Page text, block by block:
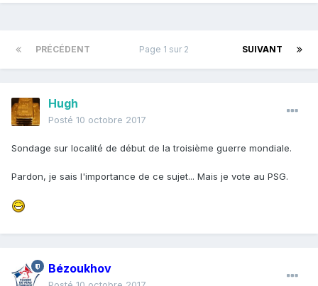
PRÉCÉDENT SUIVANT
Page 1 sur 2
Hugh
Posté 10 octobre 2017
Sondage sur localité de début de la troisième guerre mondiale.
Pardon, je sais l'importance de ce sujet... Mais je vote au PSG.
Bézoukhov